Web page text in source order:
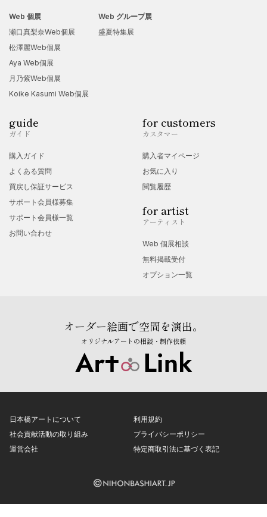
Web 個展
瀬口真梨奈Web個展
松澤麗Web個展
Aya Web個展
月乃紫Web個展
Koike Kasumi Web個展
Web グループ展
盛夏特集展
guide
ガイド
購入ガイド
よくある質問
買戻し保証サービス
サポート会員様募集
サポート会員様一覧
お問い合わせ
for customers
カスタマー
購入者マイページ
お気に入り
閲覧履歴
for artist
アーティスト
Web 個展相談
無料掲載受付
オプション一覧
オーダー絵画で空間を演出。
オリジナルアートの相談・制作依頼
日本橋アートについて
社会貢献活動の取り組み
運営会社
利用規約
プライバシーポリシー
特定商取引法に基づく表記